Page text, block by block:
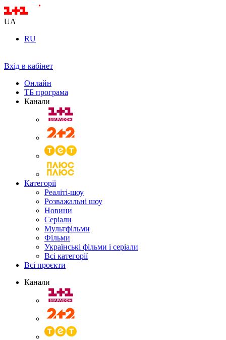
UA
RU
Вхід в кабінет
Онлайн
ТБ програма
Канали
Категорії
Реаліті-шоу
Розважальні шоу
Новини
Серіали
Мультфільми
Фільми
Українські фільми і серіали
Всі категорії
Всі проєкти
Канали